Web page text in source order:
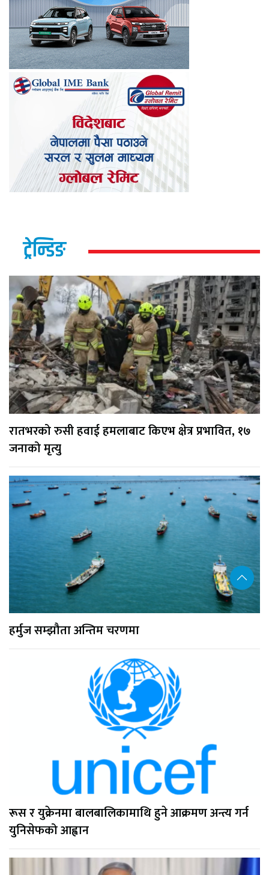
ट्रेन्डिङ
रातभरको रुसी हवाई हमलाबाट किएभ क्षेत्र प्रभावित, १७
जनाको मृत्यु
हर्मुज सम्झौता अन्तिम चरणमा
रूस र युक्रेनमा बालबालिकामाथि हुने आक्रमण अन्त्य गर्न
युनिसेफको आह्वान